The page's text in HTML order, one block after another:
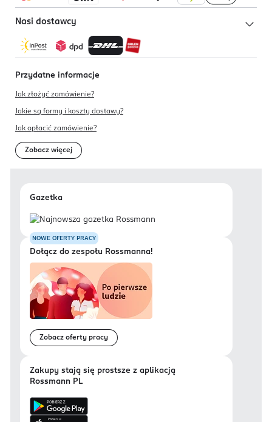
Nasi dostawcy
Przydatne informacje
Jak złożyć zamówienie?
Jakie są formy i koszty dostawy?
Jak opłacić zamówienie?
Zobacz więcej
Gazetka
NOWE OFERTY PRACY
Dołącz do zespołu Rossmanna!
Zobacz oferty pracy
Zakupy stają się prostsze z aplikacją
Rossmann PL